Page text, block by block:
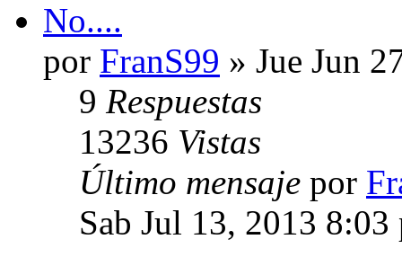
No....
por FranS99 » Jue Jun
9 Respuestas
13236 Vistas
Último mensaje por
Sab Jul 13, 2013 8:03